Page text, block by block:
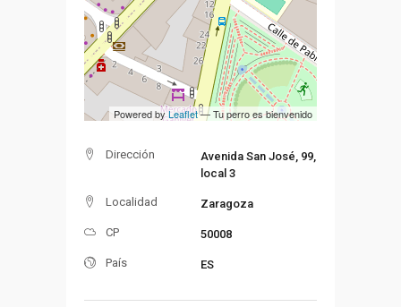
Powered byLeaflet— Tu perro es bienvenido
Dirección
Avenida San José, 99,
local 3
Localidad Zaragoza
CP 50008
País ES